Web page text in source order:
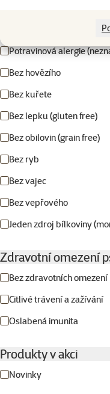
Potravinová alergie
Bez hovězího
Bez kuřete
Bez lepku (gluten free)
Bez obilovin (grain free)
Bez ryb
Bez vajec
Bez vepřového
Jeden zdroj bílkoviny
Zdravotní omezení
Bez zdravotních omezení
Citlivé trávení a zažívání
Oslabená imunita
Produkty v akci
Novinky